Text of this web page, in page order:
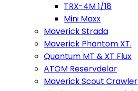
TRX-4M 1/18
Mini Maxx
Maverick Strada
Maverick Phantom XT.
Quantum MT & XT Flux
ATOM Reservdelar
Maverick Scout Crawler